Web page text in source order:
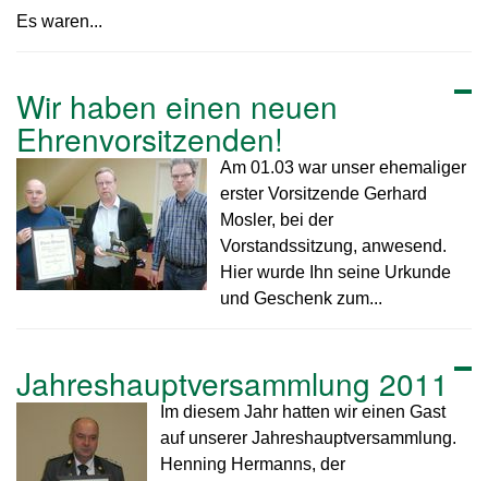
Es waren...
Wir haben einen neuen
Ehrenvorsitzenden!
Am 01.03 war unser ehemaliger
erster Vorsitzende Gerhard
Mosler, bei der
Vorstandssitzung, anwesend.
Hier wurde Ihn seine Urkunde
und Geschenk zum...
Jahreshauptversammlung 2011
Im diesem Jahr hatten wir einen Gast
auf unserer Jahreshauptversammlung.
Henning Hermanns, der